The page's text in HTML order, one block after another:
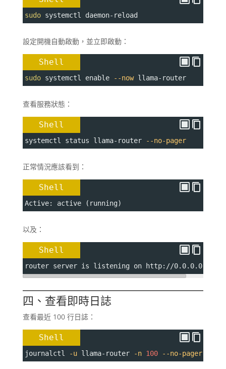
sudo systemctl daemon-reload
設定開機自動啟動，並立即啟動：
Shell
sudo systemctl enable --now llama-router
查看服務狀態：
Shell
systemctl status llama-router --no-pager
正常情況應該看到：
Shell
Active: active (running)
以及：
Shell
router server is listening on http://0.0.0.0:8080
四、查看即時日誌
查看最近 100 行日誌：
Shell
journalctl -u llama-router -n 100 --no-pager